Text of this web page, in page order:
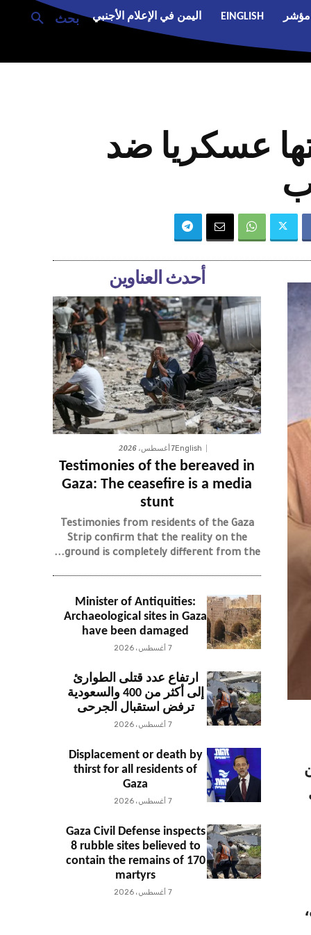
بحث مؤشر EINGLISH اليمن في الإعلام الأجنبي
عسكريا ضد
أحدث العناوين
English7 أغسطس، 2026
Testimonies of the bereaved in
Gaza: The ceasefire is a media
stunt
Testimonies from residents of the Gaza
Strip confirm that the reality on the
ground is completely different from the...
Minister of Antiquities:
Archaeological sites in Gaza
have been damaged
7 أغسطس، 2026
ارتفاع عدد قتلى الطوارئ
إلى أكثر من 400 والسعودية
ترفض استقبال الجرحى
7 أغسطس، 2026
Displacement or death by
thirst for all residents of
Gaza
7 أغسطس، 2026
Gaza Civil Defense inspects
8 rubble sites believed to
contain the remains of 170
martyrs
7 أغسطس، 2026